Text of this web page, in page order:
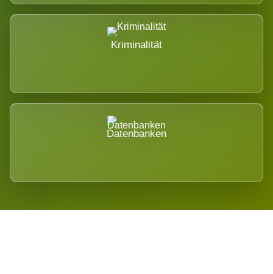
Kriminalität
Datenbanken